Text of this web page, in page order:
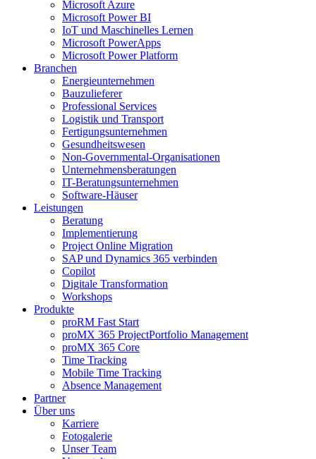
Microsoft Azure
Microsoft Power BI
IoT und Maschinelles Lernen
Microsoft PowerApps
Microsoft Power Platform
Branchen
Energieunternehmen
Bauzulieferer
Professional Services
Logistik und Transport
Fertigungsunternehmen
Gesundheitswesen
Non-Governmental-Organisationen
Unternehmensberatungen
IT-Beratungsunternehmen
Software-Häuser
Leistungen
Beratung
Implementierung
Project Online Migration
SAP und Dynamics 365 verbinden
Copilot
Digitale Transformation
Workshops
Produkte
proRM Fast Start
proMX 365 ProjectPortfolio Management
proMX 365 Core
Time Tracking
Mobile Time Tracking
Absence Management
Partner
Über uns
Karriere
Fotogalerie
Unser Team